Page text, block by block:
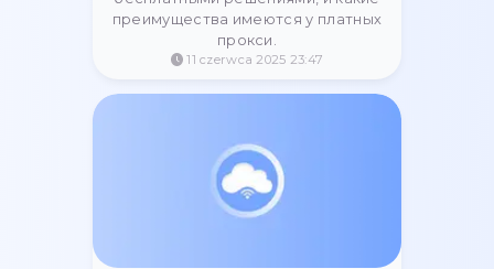
Аргументы против
бесплатных и в пользу
платных прокси
Прокси-сервер — это решение,
которое нужно, когда
пользователь не хочет, чтобы его
информации в Сети. Сегодня